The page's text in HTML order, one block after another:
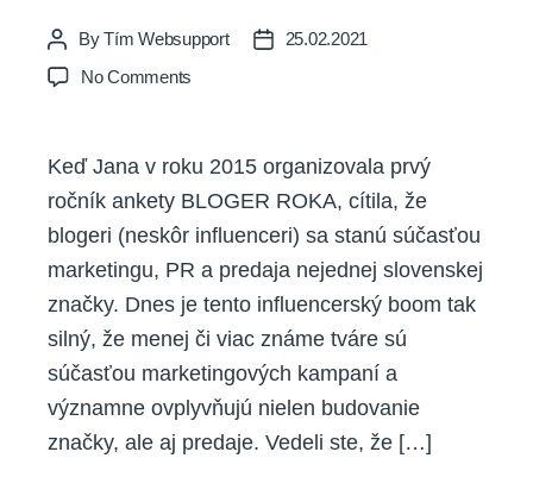
Post
author
ByTím Websupport
Post25.02.2021
No Comments
generuje
leady
a
zvyšuje
predaj?
Keď Jana v roku 2015 organizovala prvý
ročník ankety BLOGER ROKA, cítila, že
blogeri (neskôr influenceri) sa stanú súčasťou
marketingu, PR a predaja nejednej slovenskej
značky. Dnes je tento influencerský boom tak
silný, že menej či viac známe tváre sú
súčasťou marketingových kampaní a
významne ovplyvňujú nielen budovanie
značky, ale aj predaje. Vedeli ste, že […]